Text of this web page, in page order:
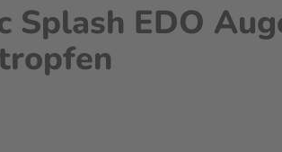
Splash EDO